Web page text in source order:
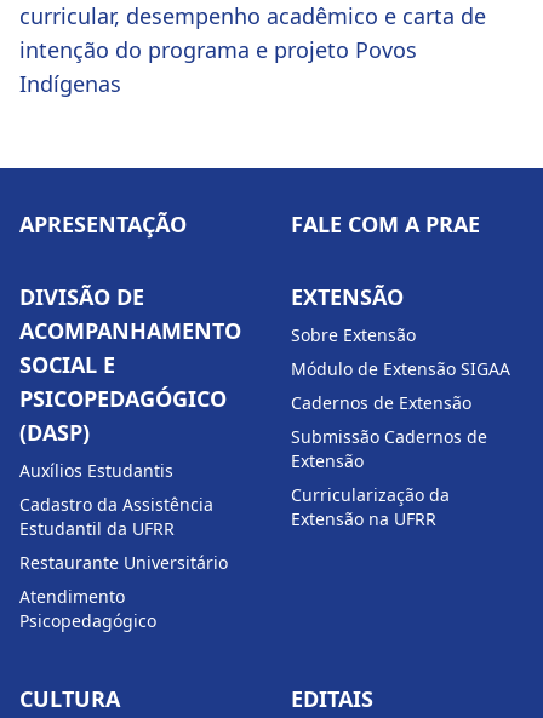
curricular, desempenho acadêmico e carta de
intenção do programa e projeto Povos
Indígenas
APRESENTAÇÃO FALE COM A PRAE
DIVISÃO DE
ACOMPANHAMENTO
SOCIAL E
PSICOPEDAGÓGICO
(DASP)
Auxílios Estudantis
Cadastro da Assistência
Estudantil da UFRR
Restaurante Universitário
Atendimento
Psicopedagógico
EXTENSÃO
Sobre Extensão
Módulo de Extensão SIGAA
Cadernos de Extensão
Submissão Cadernos de
Extensão
Curricularização da
Extensão na UFRR
CULTURA EDITAIS